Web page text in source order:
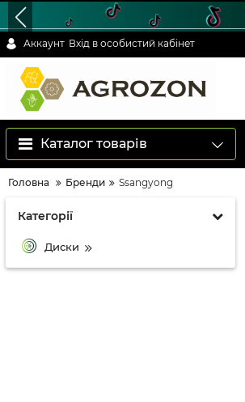
Аккаунт Вхід в особистий кабінет
Каталог товарів
Головна Бренди Ssangyong
Категорії
Диски